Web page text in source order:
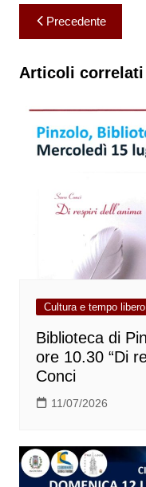
Navigazione
articoli
Precedente
Articoli correlati
Cultura e tempo libero
Biblioteca di
ore 10.30 “Di
Conci
11/07/2026